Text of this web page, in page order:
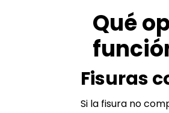
Qué
Fisuras
Si la fisura no